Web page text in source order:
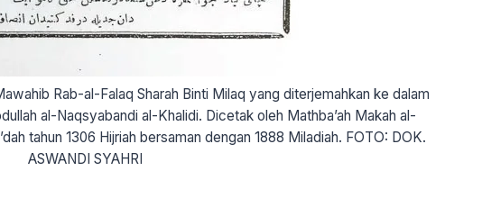
Rab-al-Falaq Sharah Binti Milaq yang diterjemahkan ke dalam
al-Naqsyabandi al-Khalidi. Dicetak oleh Mathba’ah Makah al-
tahun 1306 Hijriah bersaman dengan 1888 Miladiah. FOTO: DOK.
ASWANDI SYAHRI